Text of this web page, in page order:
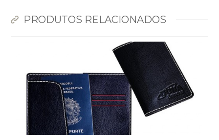
PRODUTOS RELACIONADOS